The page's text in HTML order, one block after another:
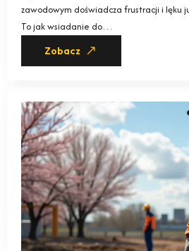
zawodowym doświadcza frustracji i lęku
To jak wsiadanie do…
Zobacz